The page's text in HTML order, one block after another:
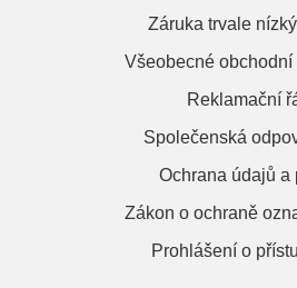
Záruka trvale
Všeobecné obchodní
Reklamační
Společenská
Ochrana údajů a
Zákon o ochraně
Prohlášení o